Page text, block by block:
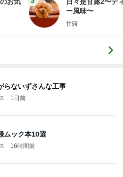
ー風味〜
甘露
らないずさんな工事
1日前
ムック本10選
16時間前